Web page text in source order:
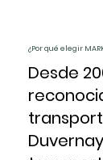
¿Por qué elegir
Desde